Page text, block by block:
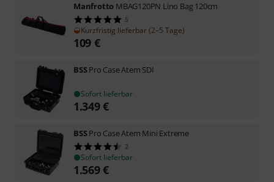
Manfrotto MBAG120PN Lino Bag 120cm
5
Kurzfristig lieferbar (2–5 Tage)
109 €
BSSPro Case Atem SDI
Sofort lieferbar
1.349€
BSSPro Case Atem Mini Extreme
2
Sofort lieferbar
1.569€